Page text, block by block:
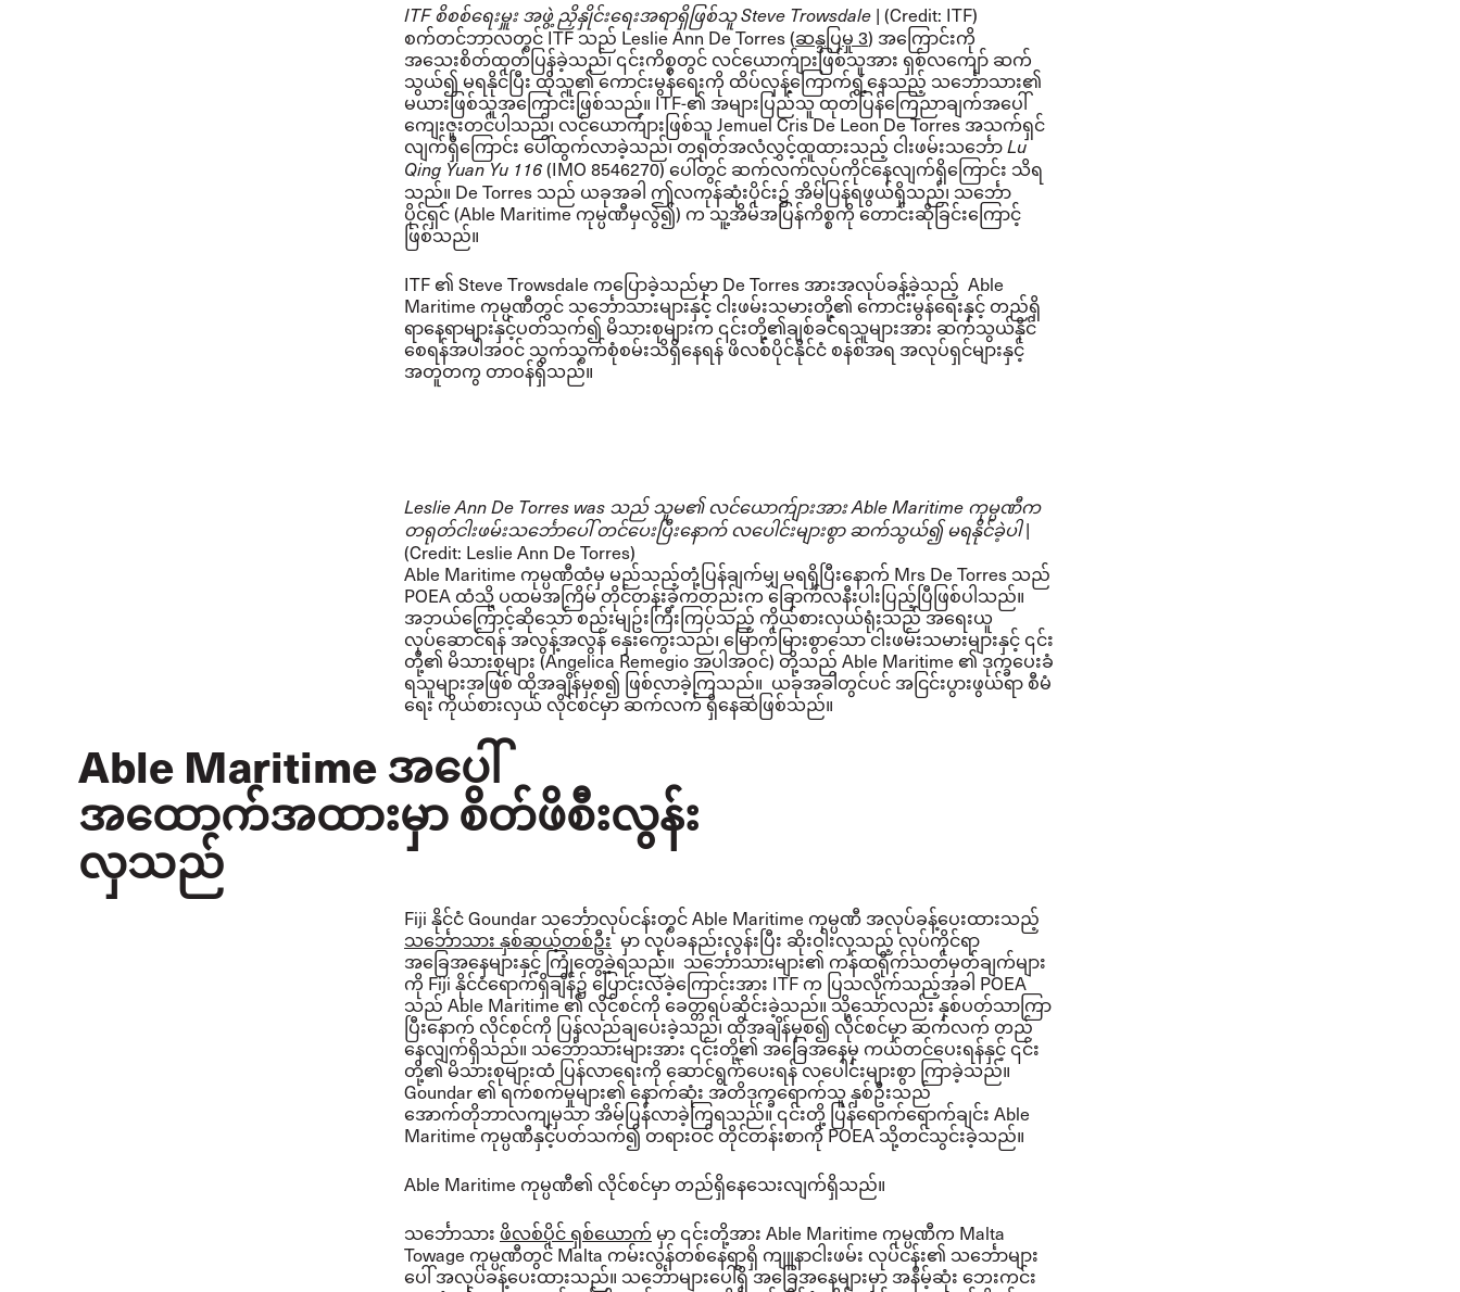
ITF စိစစ်ရေးမှူး အဖွဲ့ ညှိနှိုင်းရေးအရာရှိဖြစ်သူ Steve Trowsdale | (Credit: ITF)
စက်တင်ဘာလတွင် ITF သည် Leslie Ann De Torres (ဆန္ဒပြမှု 3) အကြောင်းကို
အသေးစိတ်ထုတ်ပြန်ခဲ့သည်၊ ၎င်းကိစ္စတွင် လင်ယောက်ျားဖြစ်သူအား ရှစ်လကျော် ဆက်
သွယ်၍ မရနိုင်ပြီး ထိုသူ၏ ကောင်းမွန်ရေးကို ထိပ်လှန့်ကြောက်ရွံ့နေသည့် သင်္ဘောသား၏
မယားဖြစ်သူအကြောင်းဖြစ်သည်။ ITF-၏ အများပြည်သူ ထုတ်ပြန်ကြေညာချက်အပေါ်
ကျေးဇူးတင်ပါသည်၊ လင်ယောက်ျားဖြစ်သူ Jemuel Cris De Leon De Torres အသက်ရှင်
လျက်ရှိကြောင်း ပေါ်ထွက်လာခဲ့သည်၊ တရုတ်အလံလွှင့်ထူထားသည့် ငါးဖမ်းသင်္ဘောLu
Qing Yuan Yu 116(IMO 8546270) ပေါ်တွင် ဆက်လက်လုပ်ကိုင်နေလျက်ရှိကြောင်း သိရ
သည်။ De Torres သည် ယခုအခါ ဤလကုန်ဆုံးပိုင်း၌ အိမ်ပြန်ရဖွယ်ရှိသည်၊ သင်္ဘော
ပိုင်ရှင် (Able Maritime ကုမ္ပဏီမှလွဲ၍) က သူ့အိမ်အပြန်ကိစ္စကို တောင်းဆိုခြင်းကြောင့်
ဖြစ်သည်။
ITF ၏ Steve Trowsdale ကပြောခဲ့သည်မှာ De Torres အားအလုပ်ခန့်ခဲ့သည့် Able
Maritime ကုမ္ပဏီတွင် သင်္ဘောသားများနှင့် ငါးဖမ်းသမားတို့၏ ကောင်းမွန်ရေးနှင့် တည်ရှိ
ရာနေရာများနှင့်ပတ်သက်၍ မိသားစုများက ၎င်းတို့၏ချစ်ခင်ရသူများအား ဆက်သွယ်နိုင်
စေရန်အပါအဝင် သွက်သွက်စုံစမ်းသိရှိနေရန် ဖိလစ်ပိုင်နိုင်ငံ စနစ်အရ အလုပ်ရှင်များနှင့်
အတူတကွ တာဝန်ရှိသည်။
Leslie Ann De Torres was သည် သူမ၏ လင်ယောက်ျားအား Able Maritime ကုမ္ပဏီက
တရုတ်ငါးဖမ်းသင်္ဘောပေါ် တင်ပေးပြီးနောက် လပေါင်းများစွာ ဆက်သွယ်၍ မရနိုင်ခဲ့ပါ|
(Credit: Leslie Ann De Torres)
Able Maritime ကုမ္ပဏီထံမှ မည်သည့်တုံ့ပြန်ချက်မျှ မရရှိပြီးနောက် Mrs De Torres သည်
POEA ထံသို့ ပထမအကြိမ် တိုင်တန်းခဲ့ကတည်းက ခြောက်လနီးပါးပြည့်ပြီဖြစ်ပါသည်။
အဘယ်ကြောင့်ဆိုသော် စည်းမျဥ်းကြီးကြပ်သည့် ကိုယ်စားလှယ်ရုံးသည် အရေးယူ
လုပ်ဆောင်ရန် အလွန့်အလွန် နှေးကွေးသည်၊ မြောက်မြားစွာသော ငါးဖမ်းသမားများနှင့် ၎င်း
တို့၏ မိသားစုများ (Angelica Remegio အပါအဝင်) တို့သည် Able Maritime ၏ ဒုက္ခပေးခံ
ရသူများအဖြစ် ထိုအချိန်မှစ၍ ဖြစ်လာခဲ့ကြသည်။ ယခုအခါတွင်ပင် အငြင်းပွားဖွယ်ရာ စီမံ
ရေး ကိုယ်စားလှယ် လိုင်စင်မှာ ဆက်လက် ရှိနေဆဲဖြစ်သည်။
Able Maritime အပေါ်
အထောက်အထားမှာ စိတ်ဖိစီးလွန်း
လှသည်
Fiji နိုင်ငံ Goundar သင်္ဘောလုပ်ငန်းတွင် Able Maritime ကုမ္ပဏီ အလုပ်ခန့်ပေးထားသည့်
သင်္ဘောသား နှစ်ဆယ့်တစ်ဦးမှာ လုပ်ခနည်းလွန်းပြီး ဆိုးဝါးလှသည့် လုပ်ကိုင်ရာ
အခြေအနေများနှင့် ကြုံတွေ့ခဲ့ရသည်။ သင်္ဘောသားများ၏ ကန်ထရိုက်သတ်မှတ်ချက်များ
ကို Fiji နိုင်ငံရောက်ရှိချိန်၌ ပြောင်းလဲခဲ့ကြောင်းအား ITF က ပြသလိုက်သည့်အခါ POEA
သည် Able Maritime ၏ လိုင်စင်ကို ခေတ္တရပ်ဆိုင်းခဲ့သည်။ သို့သော်လည်း နှစ်ပတ်သာကြာ
ပြီးနောက် လိုင်စင်ကို ပြန်လည်ချပေးခဲ့သည်၊ ထိုအချိန်မှစ၍ လိုင်စင်မှာ ဆက်လက် တည်
နေလျက်ရှိသည်။ သင်္ဘောသားများအား ၎င်းတို့၏ အခြေအနေမှ ကယ်တင်ပေးရန်နှင့် ၎င်း
တို့၏ မိသားစုများထံ ပြန်လာရေးကို ဆောင်ရွက်ပေးရန် လပေါင်းများစွာ ကြာခဲ့သည်။
Goundar ၏ ရက်စက်မှုများ၏ နောက်ဆုံး အတိဒုက္ခရောက်သူ နှစ်ဦးသည်
အောက်တိုဘာလကျမှသာ အိမ်ပြန်လာခဲ့ကြရသည်။ ၎င်းတို့ ပြန်ရောက်ရောက်ချင်း Able
Maritime ကုမ္ပဏီနှင့်ပတ်သက်၍ တရားဝင် တိုင်တန်းစာကို POEA သို့တင်သွင်းခဲ့သည်။
Able Maritime ကုမ္ပဏီ၏ လိုင်စင်မှာ တည်ရှိနေသေးလျက်ရှိသည်။
သင်္ဘောသား ဖိလစ်ပိုင် ရှစ်ယောက် မှာ ၎င်းတို့အား Able Maritime ကုမ္ပဏီက Malta
Towage ကုမ္ပဏီတွင် Malta ကမ်းလွန်တစ်နေရာရှိ ကျူနာငါးဖမ်း လုပ်ငန်း၏ သင်္ဘောများ
ပေါ် အလုပ်ခန့်ပေးထားသည်။ သင်္ဘောများပေါ်ရှိ အခြေအနေများမှာ အနိမ့်ဆုံး ဘေးကင်း